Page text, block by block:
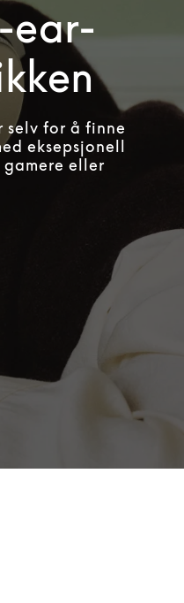
ear-
for å finne
eksepsjonell
eller